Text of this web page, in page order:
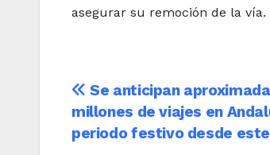
asegurar su remoción de la vía.
Navegación
de
Se anticipan
millones de viajes en
periodo festivo desde